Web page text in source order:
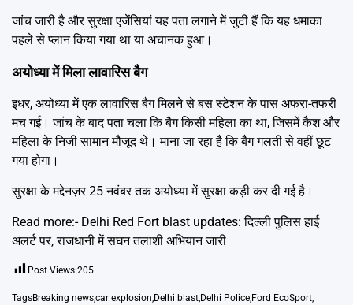
जांच जारी है और सुरक्षा एजेंसियां यह पता लगाने में जुटी हैं कि यह धमाका
पहले से प्लान किया गया था या अचानक हुआ।
अयोध्या में मिला लावारिस बैग
इधर, अयोध्या में एक लावारिस बैग मिलने से बस स्टेशन के पास अफरा-तफरी
मच गई। जांच के बाद पता चला कि बैग किसी महिला का था, जिसमें कैश और
महिला के निजी सामान मौजूद थे। माना जा रहा है कि बैग गलती से वहीं छूट
गया होगा।
सुरक्षा के मद्देनज़र 25 नवंबर तक अयोध्या में सुरक्षा कड़ी कर दी गई है।
Read more:- Delhi Red Fort blast updates: दिल्ली पुलिस हाई
अलर्ट पर, राजधानी में सघन तलाशी अभियान जारी
Post Views:205
TagsBreaking newscar explosion Delhi blast Delhi Police Ford EcoSport